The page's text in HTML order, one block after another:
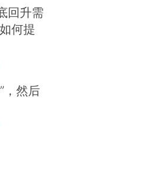
回升需
何提
，然后